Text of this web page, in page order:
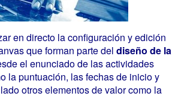
en directo la configuración y edición
que forman parte del diseño de la
el enunciado de las actividades
la puntuación, las fechas de inicio y
otros elementos de valor como la